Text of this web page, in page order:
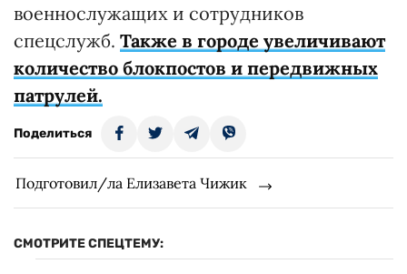
военнослужащих и сотрудников
спецслужб. Также в городе увеличивают
количество блокпостов и передвижных
патрулей.
Поделиться
Подготовил/ла Елизавета Чижик
СМОТРИТЕ СПЕЦТЕМУ: